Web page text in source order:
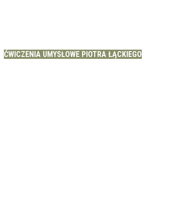
ĆWICZENIA UMYSŁOWE PIOTRA ŁĄCKIEGO